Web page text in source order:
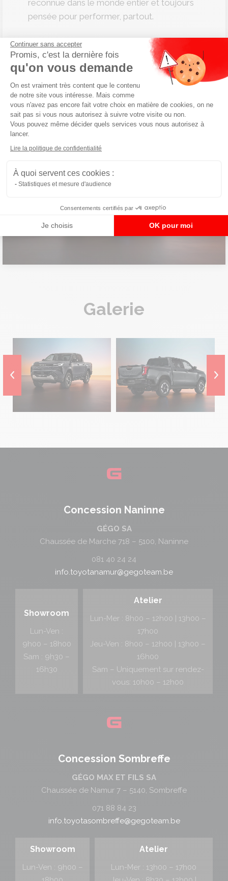
reconnue dans le monde entier et toujours
pensée pour performer, partout.
Galerie
Concession Naninne
GÉGO SA
Chaussée de Marche 718 – 5100, Naninne
081 40 24 24
info.toyotanamur@gegoteam.be
Showroom
Lun-Ven :
9h00 – 18h00
Sam : 9h30 –
16h30
Atelier
Lun-Mer : 8h00 – 12h00 | 13h00 –
17h00
Jeu-Ven : 8h00 – 12h00 | 13h00 –
16h00
Sam – Uniquement sur rendez-
vous: 10h00 – 12h00
Concession Sombreffe
GÉGO MAX ET FILS SA
Chaussée de Namur 7 – 5140, Sombreffe
071 88 84 23
info.toyotasombreffe@gegoteam.be
Showroom
Lun-Ven : 9h00 –
Atelier
Lun-Mer : 13h00 – 17h00
Continuer sans accepter
Promis, c'est la dernière fois
qu'on vous demande
Plateforme de Gestion du
On est vraiment très content que le contenu
de notre site vous intéresse. Mais comme
vous n'avez pas encore fait votre choix en matière de cookies, on ne
sait pas si vous nous autorisez à suivre votre visite ou non.
Vous pouvez même décider quels services vous nous autorisez à
lancer.
Lire la politique de confidentialité
À quoi servent ces cookies :
Statistiques et mesure d'audience
Consentements certifiés par
Je choisis OK pour moi